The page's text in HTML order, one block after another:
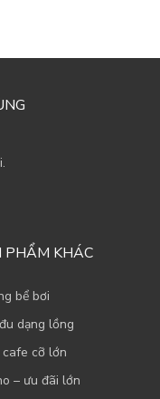
PHẨM KHÁC
bể bơi
dạng lồng
cafe cỡ lớn
– ưu đãi lớn